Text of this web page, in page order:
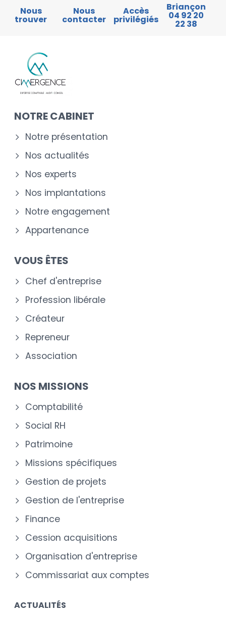
Nous
trouver
Nous
contacter
Accès
privilégiés
Briançon
04 92 20
22 38
NOTRE CABINET
Notre présentation
Nos actualités
Nos experts
Nos implantations
Notre engagement
Appartenance
VOUS ÊTES
Chef d'entreprise
Profession libérale
Créateur
Repreneur
Association
NOS MISSIONS
Comptabilité
Social RH
Patrimoine
Missions spécifiques
Gestion de projets
Gestion de l'entreprise
Finance
Cession acquisitions
Organisation d'entreprise
Commissariat aux comptes
ACTUALITÉS